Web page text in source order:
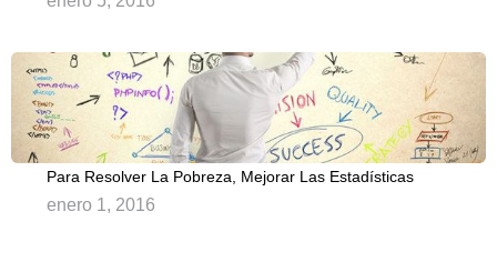
Para Resolver La Pobreza, Mejorar Las Estadísticas
enero 1, 2016